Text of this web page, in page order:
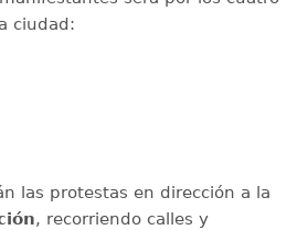
ciudad:
las protestas en dirección a la
, recorriendo calles y